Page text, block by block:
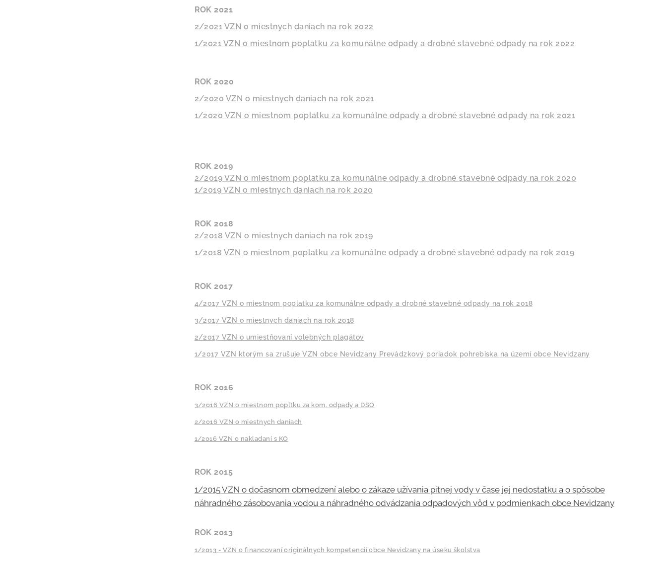
ROK 2021
2/2021 VZN o miestnych daniach na rok 2022
1/2021 VZN o miestnom poplatku za komunálne odpady a drobné stavebné odpady na rok 2022
ROK 2020
2/2020 VZN o miestnych daniach na rok 2021
1/2020 VZN o miestnom poplatku za komunálne odpady a drobné stavebné odpady na rok 2021
ROK 2019
2/2019 VZN o miestnom poplatku za komunálne odpady a drobné stavebné odpady na rok 2020
1/2019 VZN o miestnych daniach na rok 2020
ROK 2018
2/2018 VZN o miestnych daniach na rok 2019
1/2018 VZN o miestnom poplatku za komunálne odpady a drobné stavebné odpady na rok 2019
ROK 2017
4/2017 VZN o miestnom poplatku za komunálne odpady a drobné stavebné odpady na rok 2018
3/2017 VZN o miestnych daniach na rok 2018
2/2017 VZN o umiestňovaní volebných plagátov
1/2017 VZN ktorým sa zrušuje VZN obce Nevidzany Prevádzkový poriadok pohrebiska na území obce Nevidzany
ROK 2016
3/2016 VZN o miestnom popltku za kom. odpady a DSO
2/2016 VZN o miestnych daniach
1/2016 VZN o nakladaní s KO
ROK 2015
1/2015 VZN o dočasnom obmedzení alebo o zákaze užívania pitnej vody v čase jej nedostatku a o spôsobe
náhradného zásobovania vodou a náhradného odvádzania odpadových vôd v podmienkach obce Nevidzany
ROK 2013
1/2013 - VZN o financovaní originálnych kompetencií obce Nevidzany na úseku školstva